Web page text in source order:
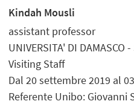
Kindah Mousli
assistant professor
UNIVERSITA' DI DAMASCO
Visiting Staff
Dal 20 settembre 2019 al
Referente Unibo: Giovanni